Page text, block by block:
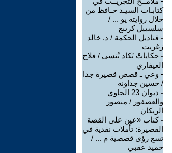
كتابـات السيـد حـافظ من
خلال روايته يو ... /
سلسبيل كريبع
- قناديل الحكمة / د. خالد
زغريت
- حكاياتْ تَكاد تُنسى / فلاح
العيفاري
- وعي ـ قصص قصيرة جدا
/ حسين جداونه
-
ديوان 23 الحاوي
والعصفور / منصور
الريكان
-كتاب «عين على القصة
القصيرة: تأملات نقدية في
تسع رؤى قصصية م ... /
حميد عقبي